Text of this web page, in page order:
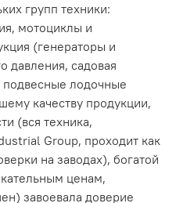
групп техники:
мотоциклы и
(генераторы и
давления, садовая
подвесные лодочные
качеству продукции,
(вся техника,
Group, проходит как
на заводах), богатой
ценам,
завоевала доверие